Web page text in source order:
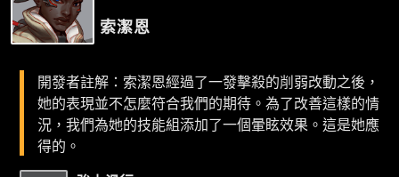
索潔恩
開發者註解：索潔恩經過了一發擊殺的削弱改動之後，
她的表現並不怎麼符合我們的期待。為了改善這樣的情
況，我們為她的技能組添加了一個暈眩效果。這是她應
得的。